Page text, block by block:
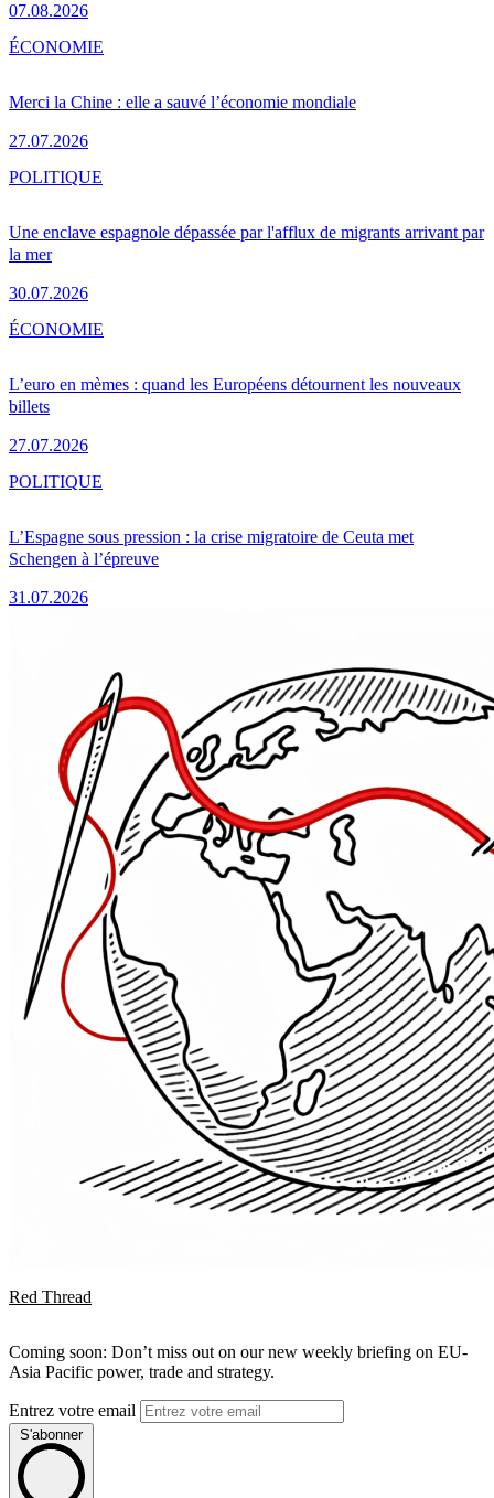
07.08.2026
Merci la Chine : elle a sauvé l’économie mondiale
27.07.2026
ÉCONOMIE
Une enclave espagnole dépassée par l'afflux de migrants arrivant par
la mer
30.07.2026
POLITIQUE
L’euro en mèmes : quand les Européens détournent les nouveaux
billets
27.07.2026
ÉCONOMIE
L’Espagne sous pression : la crise migratoire de Ceuta met
Schengen à l’épreuve
31.07.2026
POLITIQUE
Red Thread
Coming soon: Don’t miss out on our new weekly briefing on EU-
Asia Pacific power, trade and strategy.
Entrez votre email
S'abonner